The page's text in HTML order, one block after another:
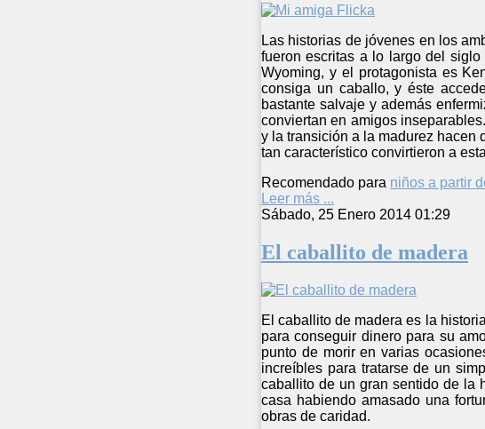
Las historias de jóvenes en los
fueron escritas a lo largo del siglo
Wyoming, y el protagonista es
consiga un caballo, y éste
bastante salvaje y además
conviertan en amigos
y la transición a la madurez hacen
tan característico convirtieron a
Recomendado para niños a partir
Leer más ...
Sábado, 25 Enero 2014 01:29
El caballito de madera
El caballito de madera es la
para conseguir dinero para su
punto de morir en varias
increíbles para tratarse de un
caballito de un gran sentido de la
casa habiendo amasado una
obras de caridad.